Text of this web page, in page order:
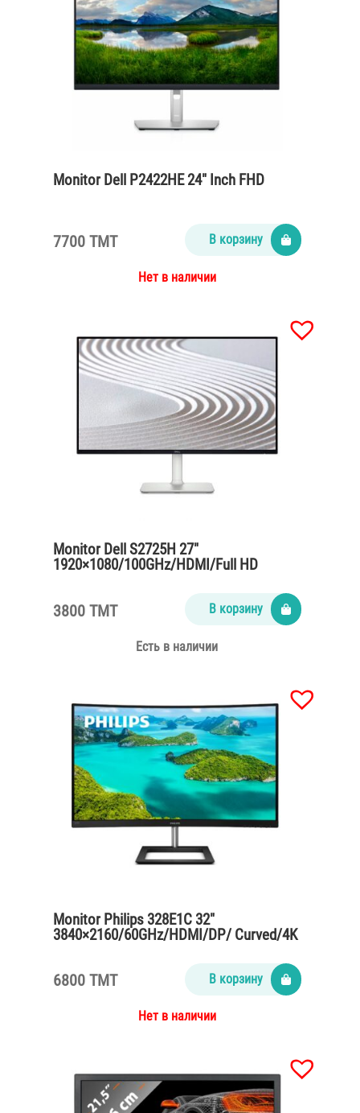
Monitor Dell P2422HE 24″ Inch FHD
7700 TMT В корзину
Нет в наличии
Monitor Dell S2725H 27″
1920×1080/100GHz/HDMI/Full HD
3800 TMT В корзину
Есть в наличии
Monitor Philips 328E1C 32″
3840×2160/60GHz/HDMI/DP/ Curved/4K
6800 TMT В корзину
Нет в наличии